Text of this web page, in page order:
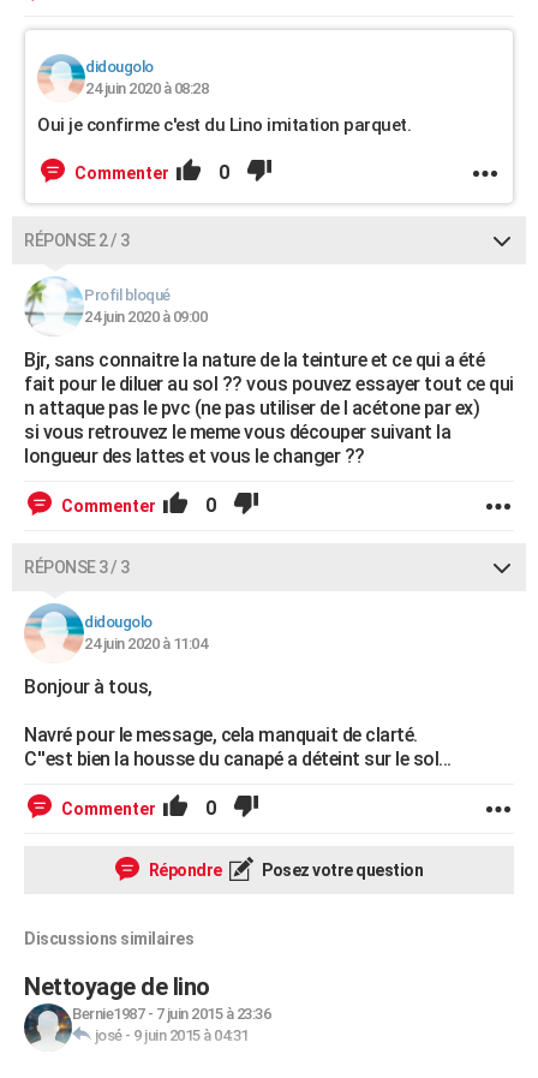
didougolo
24 juin 2020 à 08:28
Oui je confirme c'est du Lino imitation parquet.
Commenter 0
RÉPONSE 2 / 3
Profil bloqué
24 juin 2020 à 09:00
Bjr, sans connaitre la nature de la teinture et ce qui a été
fait pour le diluer au sol ?? vous pouvez essayer tout ce qui
n attaque pas le pvc (ne pas utiliser de l acétone par ex)
si vous retrouvez le meme vous découper suivant la
longueur des lattes et vous le changer ??
Commenter 0
RÉPONSE 3 / 3
didougolo
24 juin 2020 à 11:04
Bonjour à tous,
Navré pour le message, cela manquait de clarté.
C''est bien la housse du canapé a déteint sur le sol...
Commenter 0
Répondre Posez votre question
Discussions similaires
Nettoyage de lino
Bernie1987- 7 juin 2015 à 23:36
josé- 9 juin 2015 à 04:31